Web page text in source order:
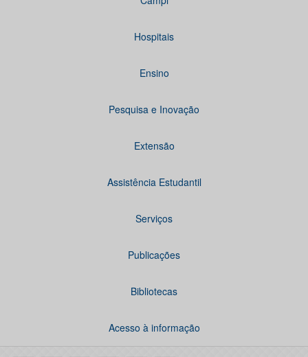
Hospitais
Ensino
Pesquisa e Inovação
Extensão
Assistência Estudantil
Serviços
Publicações
Bibliotecas
Acesso à informação